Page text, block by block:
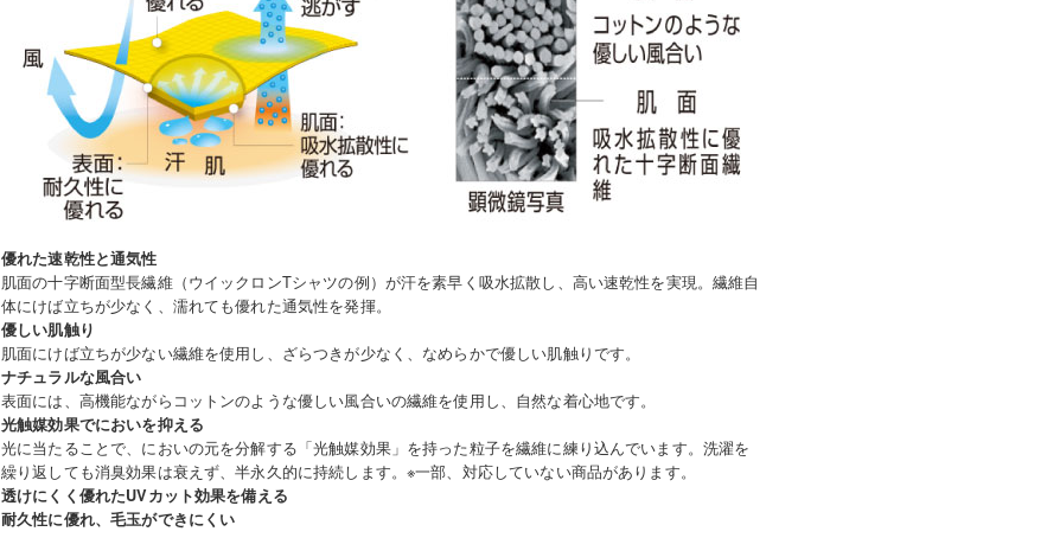
優れた速乾性と通気性
肌面の十字断面型長繊維（ウイックロンTシャツの例）が汗を素早く吸水拡散し、高い速乾性を実現。繊維自
体にけば立ちが少なく、濡れても優れた通気性を発揮。
優しい肌触り
肌面にけば立ちが少ない繊維を使用し、ざらつきが少なく、なめらかで優しい肌触りです。
ナチュラルな風合い
表面には、高機能ながらコットンのような優しい風合いの繊維を使用し、自然な着心地です。
光触媒効果でにおいを抑える
光に当たることで、においの元を分解する「光触媒効果」を持った粒子を繊維に練り込んでいます。洗濯を
繰り返しても消臭効果は衰えず、半永久的に持続します。※一部、対応していない商品があります。
透けにくく優れたUVカット効果を備える
耐久性に優れ、毛玉ができにくい